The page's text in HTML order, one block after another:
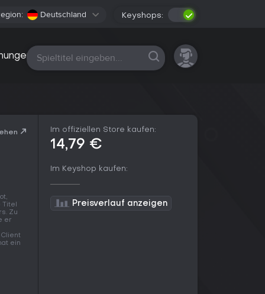
Deutschland Keyshops:
Alle Plattformen
Zu
er
Client
ein
Im offiziellen Store kaufen:
14,79 €
Im Keyshop kaufen:
Preisverlauf anzeigen